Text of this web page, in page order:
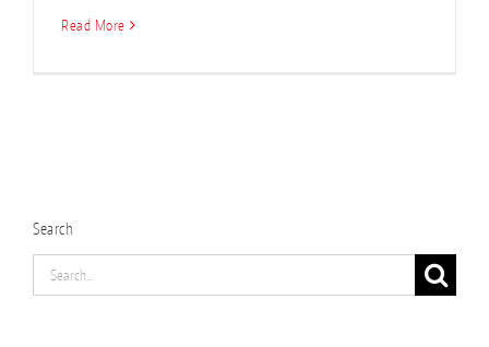
Read More
Search
Search
for: